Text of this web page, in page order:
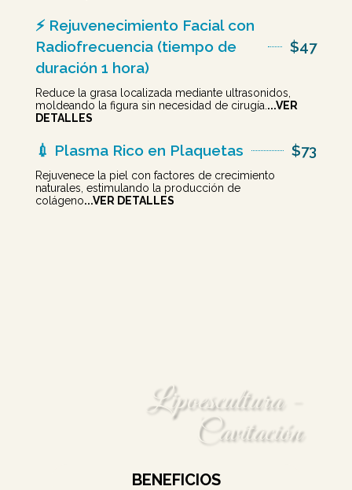
⚡ Rejuvenecimiento Facial con
Radiofrecuencia (tiempo de
duración 1 hora)
$47
Reduce la grasa localizada mediante ultrasonidos,
moldeando la figura sin necesidad de cirugía. ...VER
DETALLES
💉 Plasma Rico en Plaquetas $73
Rejuvenece la piel con factores de crecimiento
naturales, estimulando la producción de
colágeno...VER DETALLES
Lipoescultura -
Cavitación
BENEFICIOS